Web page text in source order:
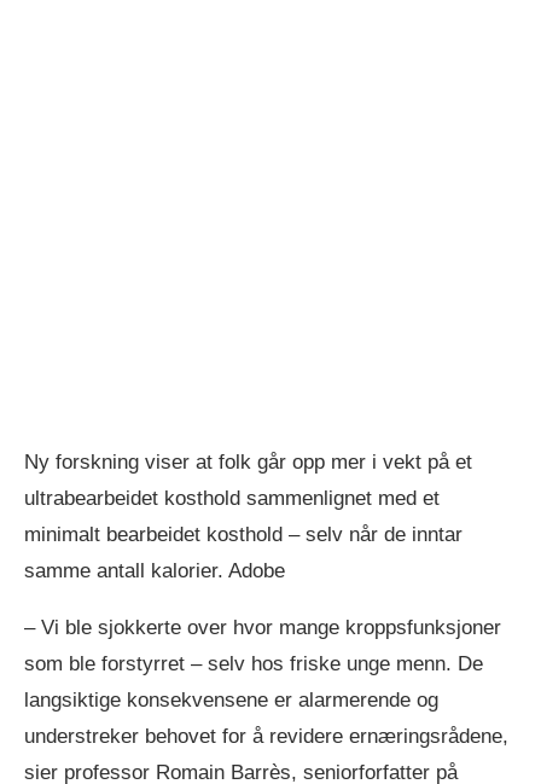
Ny forskning viser at folk går opp mer i vekt på et
ultrabearbeidet kosthold sammenlignet med et
minimalt bearbeidet kosthold – selv når de inntar
samme antall kalorier. Adobe
– Vi ble sjokkerte over hvor mange kroppsfunksjoner
som ble forstyrret – selv hos friske unge menn. De
langsiktige konsekvensene er alarmerende og
understreker behovet for å revidere ernæringsrådene,
sier professor Romain Barrès, seniorforfatter på